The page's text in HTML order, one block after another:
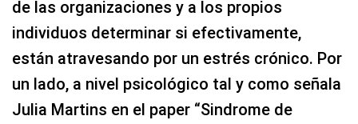
de las organizaciones y a los propios
individuos determinar si efectivamente,
están atravesando por un estrés crónico. Por
un lado, a nivel psicológico tal y como señala
Julia Martins en el paper “Sindrome de